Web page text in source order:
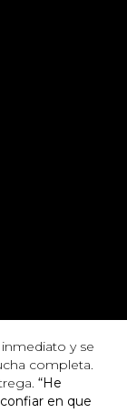
y se
completa.
“He
en que